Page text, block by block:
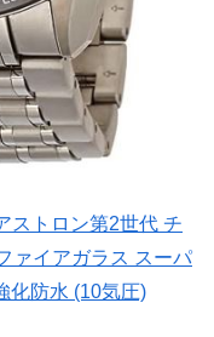
ストロン第2世代 チ
ァイアガラス スーパ
化防水 (10気圧)